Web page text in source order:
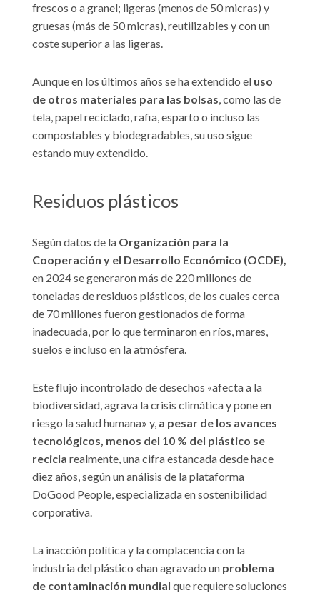
frescos o a granel; ligeras (menos de 50 micras) y
gruesas (más de 50 micras), reutilizables y con un
coste superior a las ligeras.
Aunque en los últimos años se ha extendido el uso
de otros materiales para las bolsas, como las de
tela, papel reciclado, rafia, esparto o incluso las
compostables y biodegradables, su uso sigue
estando muy extendido.
Residuos plásticos
Según datos de la Organización para la
Cooperación y el Desarrollo Económico (OCDE),
en 2024 se generaron más de 220 millones de
toneladas de residuos plásticos, de los cuales cerca
de 70 millones fueron gestionados de forma
inadecuada, por lo que terminaron en ríos, mares,
suelos e incluso en la atmósfera.
Este flujo incontrolado de desechos «afecta a la
biodiversidad, agrava la crisis climática y pone en
riesgo la salud humana» y, a pesar de los avances
tecnológicos, menos del 10 % del plástico se
recicla realmente, una cifra estancada desde hace
diez años, según un análisis de la plataforma
DoGood People, especializada en sostenibilidad
corporativa.
La inacción política y la complacencia con la
industria del plástico «han agravado un problema
de contaminación mundial que requiere soluciones